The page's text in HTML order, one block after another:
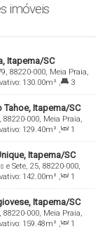
imóveis
Itapema/SC
88220-000, Meia Praia,
130.00m² ,
3
Itapema/SC
88220-000, Meia Praia,
129.40m² ,
1
Itapema/SC
e Sete, 25, 88220-000,
142.00m² ,
1
Itapema/SC
88220-000, Meia Praia,
159.48m² ,
1